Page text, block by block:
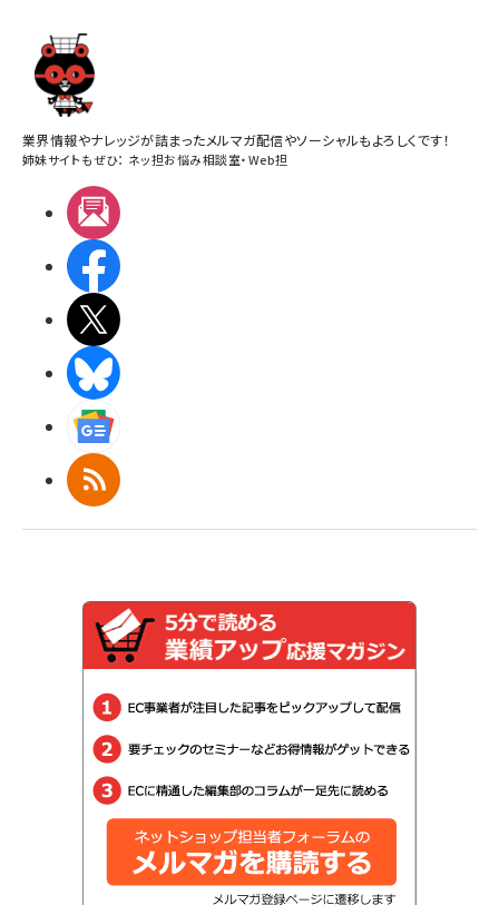
業界情報やナレッジが詰まったメルマガ配信やソーシャルもよろしくです！
姉妹サイトもぜひ： ネッ担お悩み相談室・Web担
RSS